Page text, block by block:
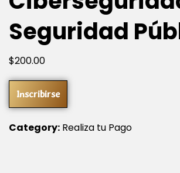
Seguridad
$200.00
Inscribirse
Category: Realiza tu Pago